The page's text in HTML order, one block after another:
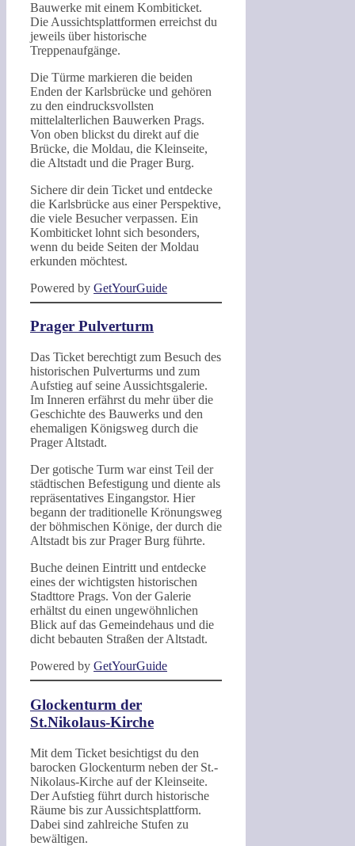
Bauwerke mit einem Kombiticket.
Die Aussichtsplattformen erreichst du
jeweils über historische
Treppenaufgänge.
Die Türme markieren die beiden
Enden der Karlsbrücke und gehören
zu den eindrucksvollsten
mittelalterlichen Bauwerken Prags.
Von oben blickst du direkt auf die
Brücke, die Moldau, die Kleinseite,
die Altstadt und die Prager Burg.
Sichere dir dein Ticket und entdecke
die Karlsbrücke aus einer Perspektive,
die viele Besucher verpassen. Ein
Kombiticket lohnt sich besonders,
wenn du beide Seiten der Moldau
erkunden möchtest.
Powered by GetYourGuide
Prager Pulverturm
Das Ticket berechtigt zum Besuch des
historischen Pulverturms und zum
Aufstieg auf seine Aussichtsgalerie.
Im Inneren erfährst du mehr über die
Geschichte des Bauwerks und den
ehemaligen Königsweg durch die
Prager Altstadt.
Der gotische Turm war einst Teil der
städtischen Befestigung und diente als
repräsentatives Eingangstor. Hier
begann der traditionelle Krönungsweg
der böhmischen Könige, der durch die
Altstadt bis zur Prager Burg führte.
Buche deinen Eintritt und entdecke
eines der wichtigsten historischen
Stadttore Prags. Von der Galerie
erhältst du einen ungewöhnlichen
Blick auf das Gemeindehaus und die
dicht bebauten Straßen der Altstadt.
Powered by GetYourGuide
Glockenturm der
St.Nikolaus-Kirche
Mit dem Ticket besichtigst du den
barocken Glockenturm neben der St.-
Nikolaus-Kirche auf der Kleinseite.
Der Aufstieg führt durch historische
Räume bis zur Aussichtsplattform.
Dabei sind zahlreiche Stufen zu
bewältigen.